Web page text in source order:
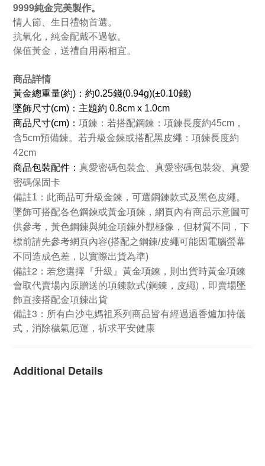
9999純金完美製作。
情人節、生日禮物首選。
抗氧化，純金配戴不過敏。
保值黃金，送禮自用兩相宜。
商品詳情
黃金總重量(約)：約0.25錢(0.94g)(±0.10錢)
墜飾尺寸(cm)：主題約 0.8cm x 1.0cm
商品尺寸(cm)： 項鍊：若搭配鋼鍊：項鍊長度約45cm，
含5cm預備鍊。若升級金鍊或搭配黑皮繩：項鍊長度約
42cm
商品包裝配件： 真愛密碼包裝盒、真愛密碼包裝袋、真愛
密碼保固卡
備註1：此商品可升級金鍊，可選鋼鍊款式及黑色皮繩。
墜飾可搭配各色鋼鍊或黃金項鍊，網頁內有商品示意圖可
供參考，黃色鋼鍊與純金項鍊外觀極像，但材質不同，下
標前請先參考網頁內容(搭配之鋼鍊/皮繩可能因電腦螢幕
不同造成色差，以實際出貨為準)
備註2：若您選擇『升級』黃金項鍊，則出貨時黃金項鍊
會取代賣場內原贈送的項鍊款式(鋼鍊，皮繩)，即賣場墜
飾直接搭配金項鍊出貨
備註3：所有白沙屯媽祖系列商品皆有經過過香爐加持儀
式，消除穢氣厄運，祈求平安健康
Additional Details